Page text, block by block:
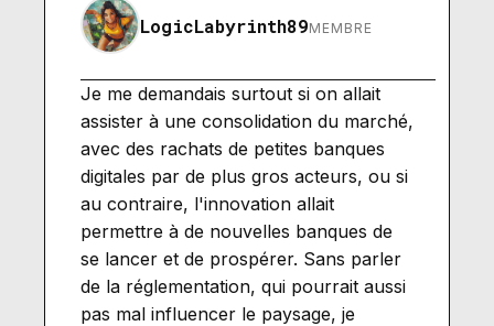
LogicLabyrinth89MEMBRE
Je me demandais surtout si on allait
assister à une consolidation du marché,
avec des rachats de petites banques
digitales par de plus gros acteurs, ou si
au contraire, l'innovation allait
permettre à de nouvelles banques de
se lancer et de prospérer. Sans parler
de la réglementation, qui pourrait aussi
pas mal influencer le paysage, je